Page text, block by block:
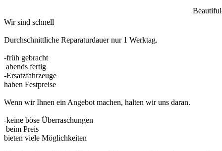
Wir sind schnell
Durchschnittliche Reparaturdauer nur 1 Werktag.
-früh gebracht
abends fertig
-Ersatzfahrzeuge
haben Festpreise
Wenn wir Ihnen ein Angebot machen, halten wir uns daran.
-keine böse Überraschungen
beim Preis
bieten viele Möglichkeiten